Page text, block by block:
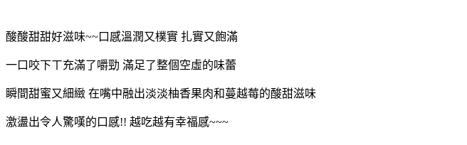
酸酸甜甜好滋味~~口感溫潤又樸實 扎實又飽滿
一口咬下ㄒ充滿了嚼勁 滿足了整個空虛的味蕾
瞬間甜蜜又細緻 在嘴中融出淡淡柚香果肉和蔓越莓的酸甜滋味
激盪出令人驚嘆的口感!! 越吃越有幸福感~~~